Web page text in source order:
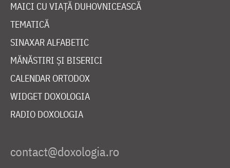
MAICI CU VIAȚĂ DUHOVNICEASCĂ
TEMATICĂ
SINAXAR ALFABETIC
MĂNĂSTIRI ȘI BISERICI
CALENDAR ORTODOX
WIDGET DOXOLOGIA
RADIO DOXOLOGIA